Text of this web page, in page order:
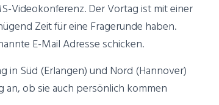
Videokonferenz. Der Vortag ist mit einer
Zeit für eine Fragerunde haben.
E-Mail Adresse schicken.
in Süd (Erlangen) und Nord (Hannover)
ob sie auch persönlich kommen